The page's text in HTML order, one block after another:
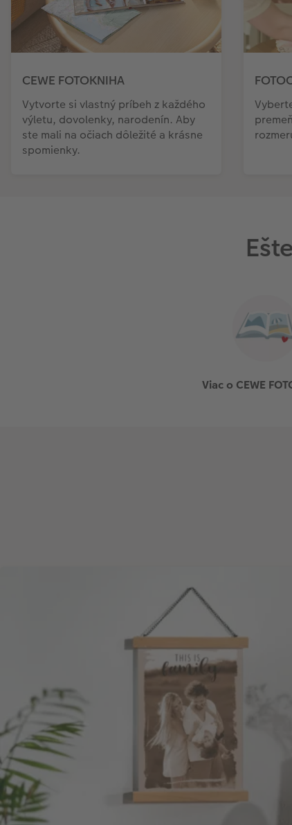
CEWE FOTOKNIHA
Vytvorte si vlastný príbeh z každého
výletu, dovolenky, narodenín. Aby
ste mali na očiach dôležité a krásne
spomienky.
Viac o CEWE